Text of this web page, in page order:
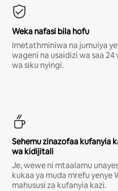
Weka nafasi bila hofu
Imetathminiwa na jumuiya
wageni na usaidizi wa saa
wa siku nyingi.
Sehemu zinazofaa kufanyia
wa kidijitali
Je, wewe ni mtaalamu
kukaa ya muda mrefu yenye
mahususi za kufanyia kazi.